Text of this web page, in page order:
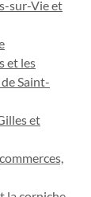
sur-Vie et
et les
Saint-
et